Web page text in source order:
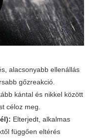
alacsonyabb ellenállás
gőzreakció.
kántal és nikkel között
céloz meg.
Elterjedt, alkalmas
függően eltérés